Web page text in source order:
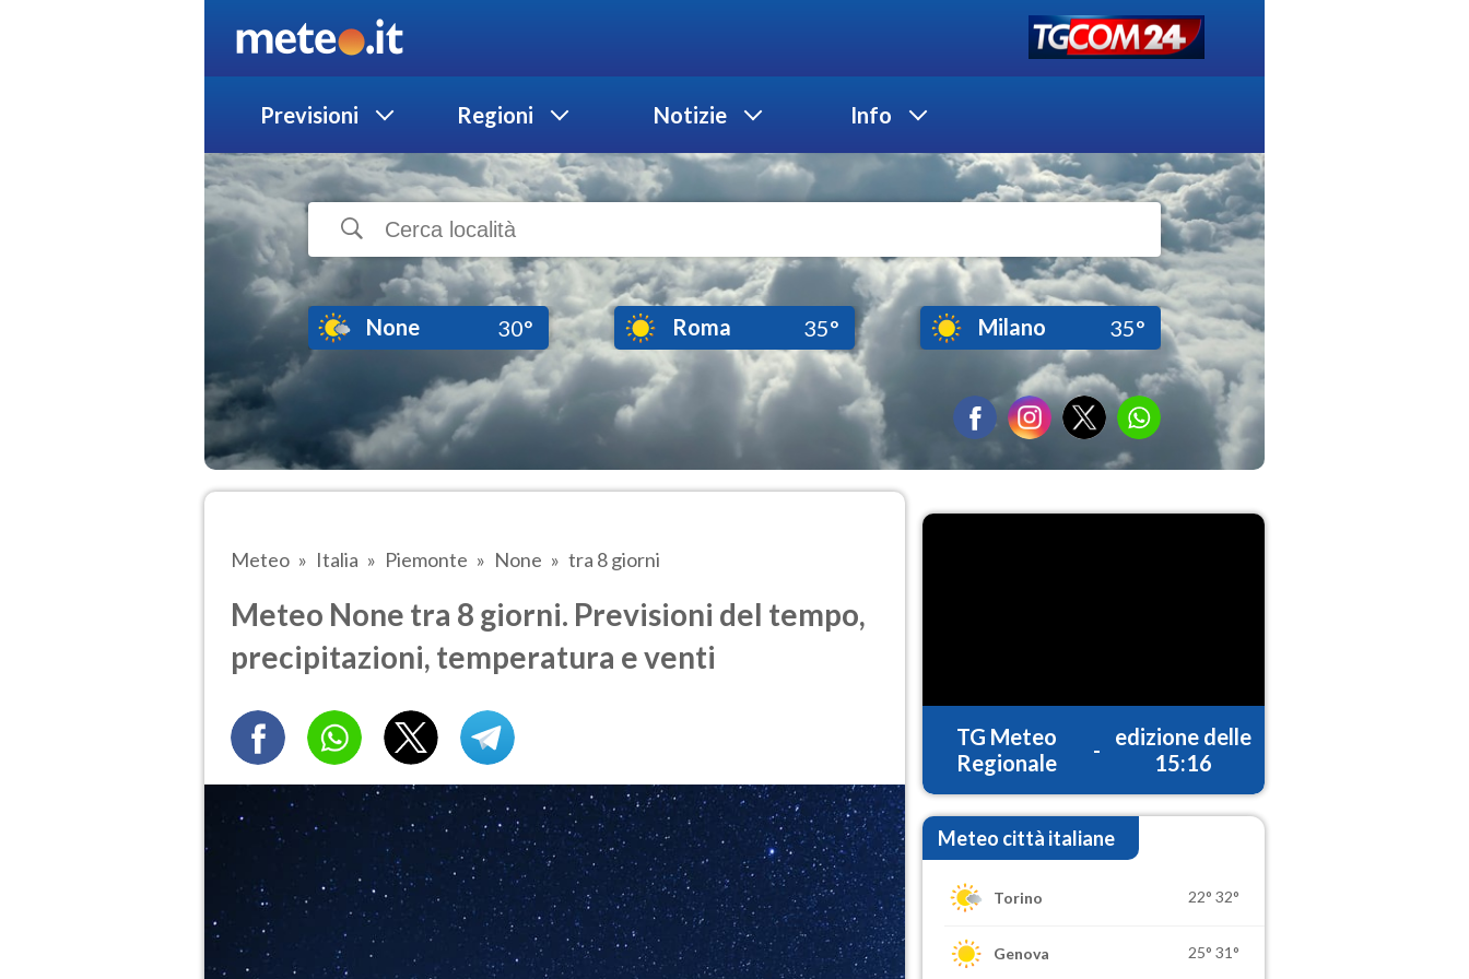
Previsioni Regioni Notizie Info
None 30° Roma 35° Milano 35°
Meteo Italia Piemonte None tra 8 giorni
Meteo None tra 8 giorni. Previsioni del tempo,
precipitazioni, temperatura e venti
TG Meteo
Regionale
-
edizione delle
15:16
Meteo città italiane
Torino 22° 32°
Genova 25° 31°